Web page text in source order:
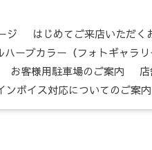
ジ はじめてご来店いただく
ハーブカラー（フォトギャラリ
お客様用駐車場のご案内
ンボイス対応についてのご案内